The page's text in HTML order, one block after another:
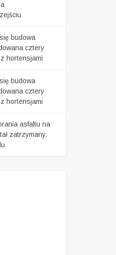
budowa
cztery
hortensjami
budowa
cztery
hortensjami
asfaltu na
zatrzymany.